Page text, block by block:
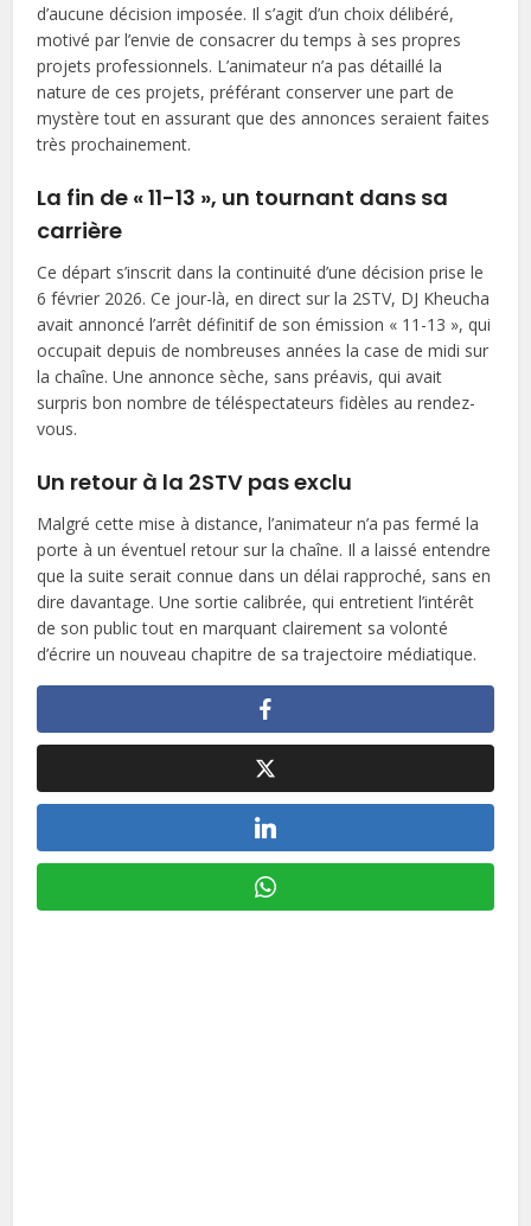
d’aucune décision imposée. Il s’agit d’un choix délibéré,
motivé par l’envie de consacrer du temps à ses propres
projets professionnels. L’animateur n’a pas détaillé la
nature de ces projets, préférant conserver une part de
mystère tout en assurant que des annonces seraient faites
très prochainement.
La fin de « 11-13 », un tournant dans sa
carrière
Ce départ s’inscrit dans la continuité d’une décision prise le
6 février 2026. Ce jour-là, en direct sur la 2STV, DJ Kheucha
avait annoncé l’arrêt définitif de son émission « 11-13 », qui
occupait depuis de nombreuses années la case de midi sur
la chaîne. Une annonce sèche, sans préavis, qui avait
surpris bon nombre de téléspectateurs fidèles au rendez-
vous.
Un retour à la 2STV pas exclu
Malgré cette mise à distance, l’animateur n’a pas fermé la
porte à un éventuel retour sur la chaîne. Il a laissé entendre
que la suite serait connue dans un délai rapproché, sans en
dire davantage. Une sortie calibrée, qui entretient l’intérêt
de son public tout en marquant clairement sa volonté
d’écrire un nouveau chapitre de sa trajectoire médiatique.